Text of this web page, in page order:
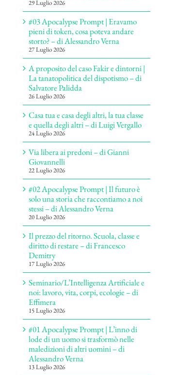
29 Luglio 2026
#03 Apocalypse Prompt | Eravamo
pieni di token, cosa poteva andare
storto? – di Alessandro Verna
27 Luglio 2026
A proposito del caso Fakir e dintorni |
La tanatopolitica del dispotismo – di
Salvatore Palidda
26 Luglio 2026
Casa tua e casa degli altri, la tua classe
e quella degli altri – di Luigi Vergallo
24 Luglio 2026
Via libera ai predoni – di Gianni
Giovannelli
22 Luglio 2026
#02 Apocalypse Prompt | Il futuro è
solo una storia che raccontiamo a noi
stessi – di Alessandro Verna
20 Luglio 2026
Il prezzo del ritorno. Scuola, classe e
diritto di restare – di Francesco
Demitry
17 Luglio 2026
Seminario/L’Intelligenza Artificiale e
noi: lavoro, vita, corpi, ecologie – di
Effimera
15 Luglio 2026
#01 Apocalypse Prompt | L’inno di
lode di un uomo si trasformò nelle
maledizioni di altri uomini – di
Alessandro Verna
13 Luglio 2026